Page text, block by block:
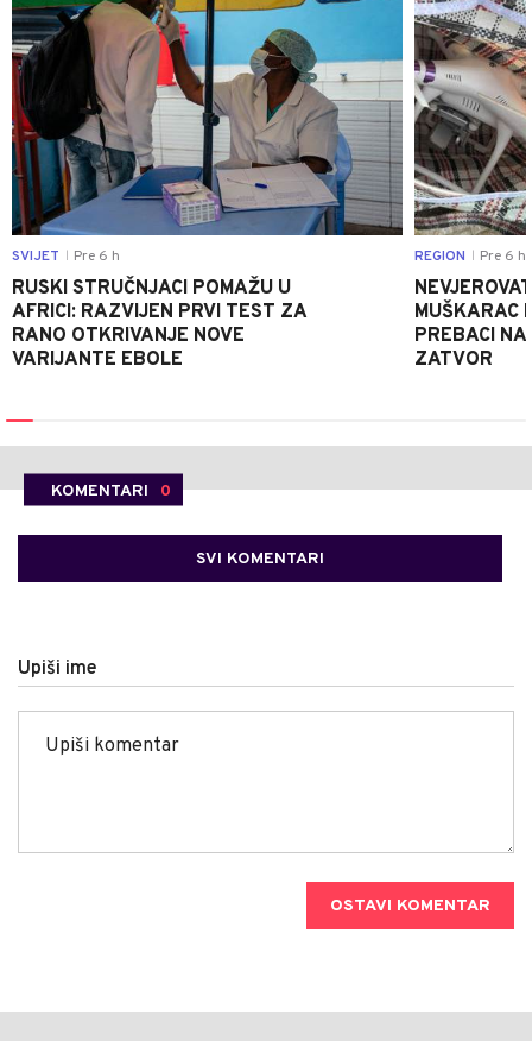
SVIJET Pre 6 h
RUSKI STRUČNJACI POMAŽU U
AFRICI: RAZVIJEN PRVI TEST ZA
RANO OTKRIVANJE NOVE
VARIJANTE EBOLE
REGION Pre 6 h
MUŠKARAC
PREBACI
ZATVOR
KOMENTARI 0
SVI KOMENTARI
Upiši ime
OSTAVI KOMENTAR